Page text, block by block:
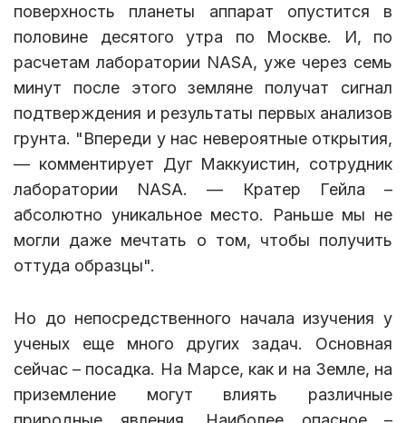
поверхность планеты аппарат опустится в
половине десятого утра по Москве. И, по
расчетам лаборатории NASA, уже через семь
минут после этого земляне получат сигнал
подтверждения и результаты первых анализов
грунта. "Впереди у нас невероятные открытия,
— комментирует Дуг Маккуистин, сотрудник
лаборатории NASA. — Кратер Гейла –
абсолютно уникальное место. Раньше мы не
могли даже мечтать о том, чтобы получить
оттуда образцы".
Но до непосредственного начала изучения у
ученых еще много других задач. Основная
сейчас – посадка. На Марсе, как и на Земле, на
приземление могут влиять различные